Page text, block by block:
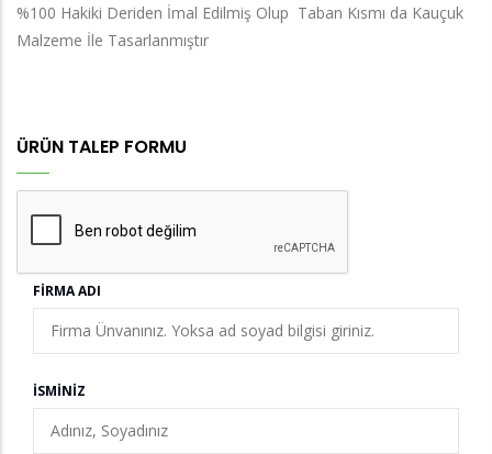
%100 Hakiki Deriden İmal Edilmiş Olup Taban Kısmı da Kauçuk
Malzeme İle Tasarlanmıştır
ÜRÜN TALEP FORMU
FIRMA ADI
İSMINIZ